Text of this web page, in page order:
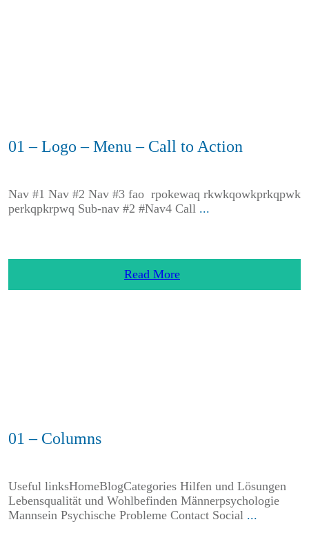
01 – Logo – Menu – Call to Action
Nav #1 Nav #2 Nav #3 fao rpokewaq rkwkqowkprkqpwk
perkqpkrpwq Sub-nav #2 #Nav4 Call ...
Read More
01 – Columns
Useful linksHomeBlogCategories Hilfen und Lösungen
Lebensqualität und Wohlbefinden Männerpsychologie
Mannsein Psychische Probleme Contact Social ...